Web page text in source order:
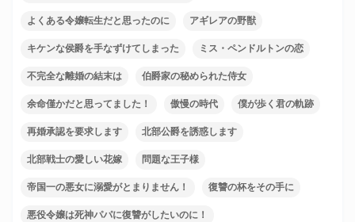
よくある令嬢転生だと思ったのに アギレアの野獣
キケンな侯爵を手なずけてしまった ミス・ペンドルトンの恋
不完全な離婚の結末は 伯爵家の秘められた侍女
余命僅かだと思ってました！ 傲慢の時代 僕が歩く君の軌跡
再婚承認を要求します 北部公爵を誘惑します
北部戦士の愛しい花嫁 問題な王子様
帝国一の悪女に溺愛がとまりません！ 復讐の杯をその手に
悪役令嬢は死神パパに復讐がしたいのに！